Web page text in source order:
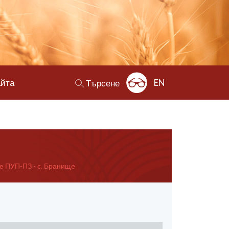
Търсене EN
ПУП-ПЗ - с. Бранище